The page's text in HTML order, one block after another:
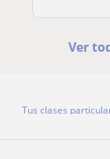
Ver
Tus clases